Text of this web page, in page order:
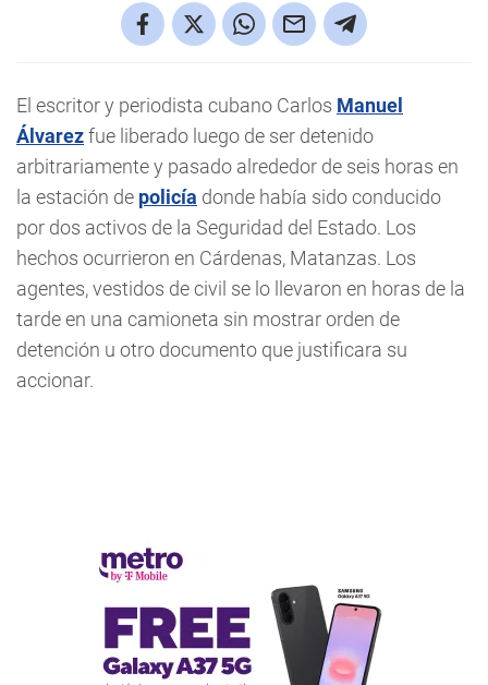
El escritor y periodista cubano Carlos Manuel
Álvarezfue liberado luego de ser detenido
arbitrariamente y pasado alrededor de seis horas en
la estación de policía donde había sido conducido
por dos activos de la Seguridad del Estado. Los
hechos ocurrieron en Cárdenas, Matanzas. Los
agentes, vestidos de civil se lo llevaron en horas de la
tarde en una camioneta sin mostrar orden de
detención u otro documento que justificara su
accionar.